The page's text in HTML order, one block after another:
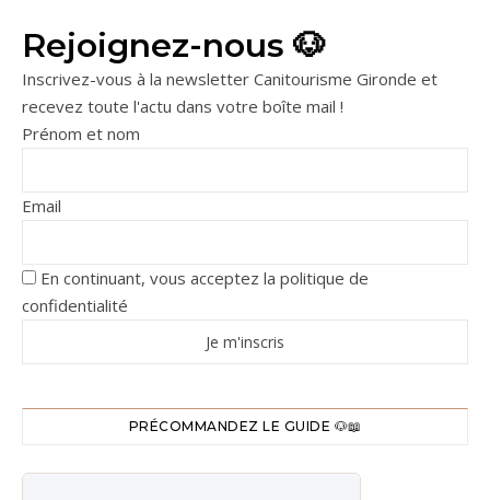
Rejoignez-nous 🐶
Inscrivez-vous à la newsletter Canitourisme Gironde et
recevez toute l'actu dans votre boîte mail !
Prénom et nom
Email
En continuant, vous acceptez la politique de
confidentialité
PRÉCOMMANDEZ LE GUIDE 🐶📖